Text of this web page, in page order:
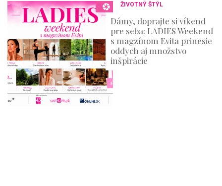
ŽIVOTNÝ ŠTÝL
Dámy, doprajte si víkend
pre seba: LADIES Weekend
s magzínom Evita prinesie
oddych aj množstvo
inšpirácie